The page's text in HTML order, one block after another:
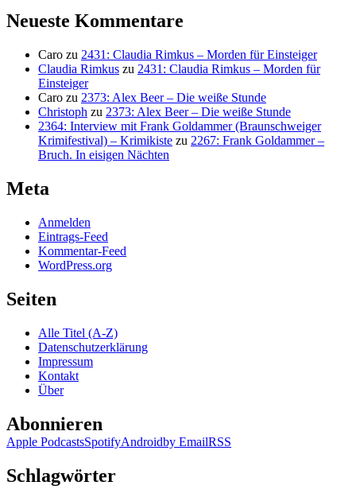
Neueste Kommentare
Caro zu 2431: Claudia Rimkus – Morden für Einsteiger
Claudia Rimkus zu 2431: Claudia Rimkus – Morden für
Einsteiger
Caro zu 2373: Alex Beer – Die weiße Stunde
Christoph zu 2373: Alex Beer – Die weiße Stunde
2364: Interview mit Frank Goldammer (Braunschweiger
Krimifestival) – Krimikiste zu 2267: Frank Goldammer –
Bruch. In eisigen Nächten
Meta
Anmelden
Eintrags-Feed
Kommentar-Feed
WordPress.org
Seiten
Alle Titel (A-Z)
Datenschutzerklärung
Impressum
Kontakt
Über
Abonnieren
Apple PodcastsSpotifyAndroidby EmailRSS
Schlagwörter